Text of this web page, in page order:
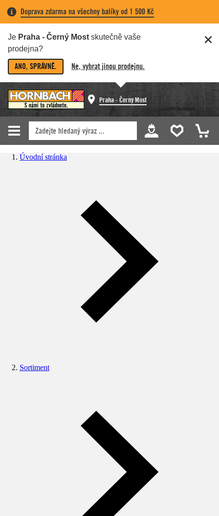
Doprava zdarma na všechny balíky od 1 500 Kč
Je Praha - Černý Most skutečně vaše
prodejna?
ANO, SPRÁVNĚ. Ne, vybrat jinou prodejnu.
Praha - Černý Most
Úvodní stránka
Sortiment